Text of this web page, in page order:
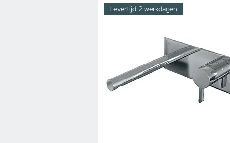
Levertijd: 2 werkdagen